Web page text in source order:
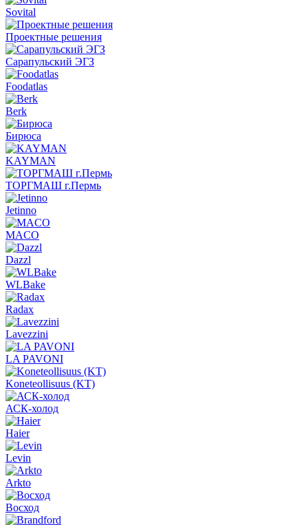
Sovital
Проектные решения
Сарапульский ЭГЗ
Foodatlas
Berk
Бирюса
KAYMAN
ТОРГМАШ г.Пермь
Jetinno
MACO
Dazzl
WLBake
Radax
Lavezzini
LA PAVONI
Koneteollisuus (KT)
АСК-холод
Haier
Levin
Arkto
Восход